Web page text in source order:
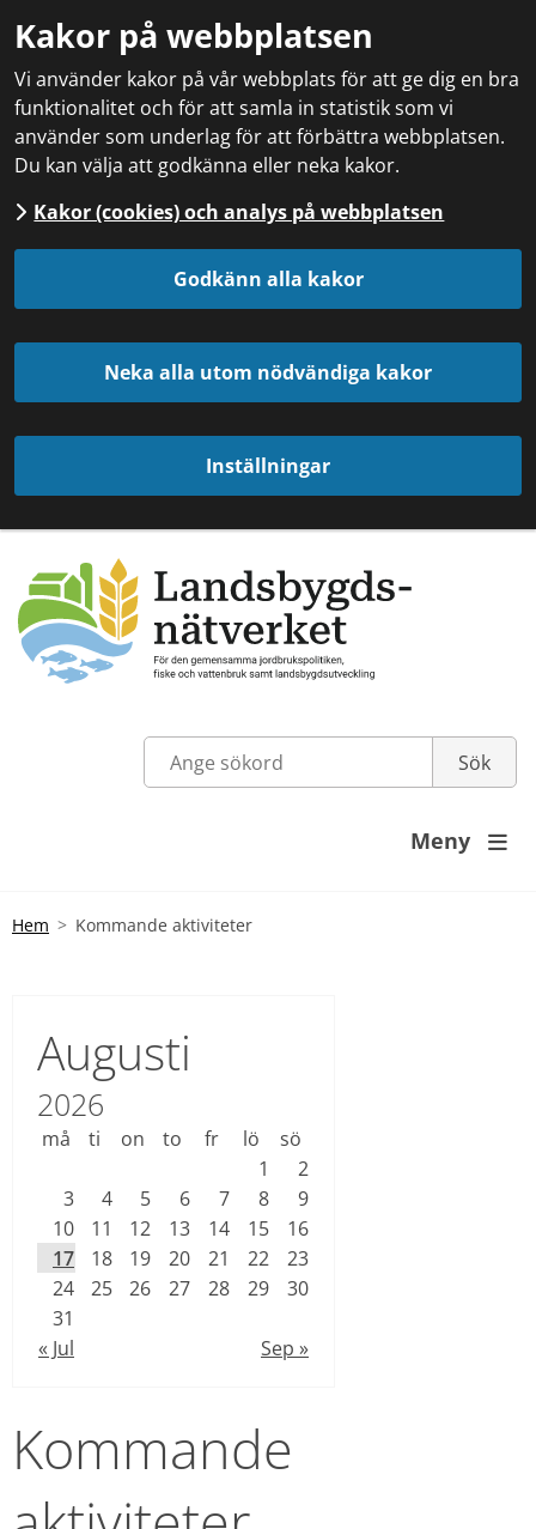
Kakor på webbplatsen
Vi använder kakor på vår webbplats för att ge dig en bra
funktionalitet och för att samla in statistik som vi
använder som underlag för att förbättra webbplatsen.
Du kan välja att godkänna eller neka kakor.
Kakor (cookies) och analys på webbplatsen
Godkänn alla kakor
Neka alla utom nödvändiga kakor
Inställningar
Meny 
Hem Kommande aktiviteter
Augusti
2026
må ti on to fr lö
sö
1
2
3
4 5 6 7 8
9
10
11 12 13 14 15
16
17
18 19 20 21 22
23
24
25 26 27 28 29
30
31
Sep »
« Jul
Kommande